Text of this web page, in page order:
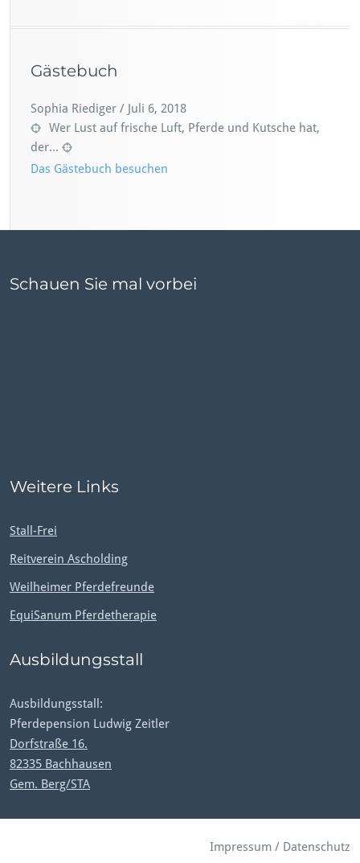
Gästebuch
Sophia Riediger / Juli 6, 2018
Wer Lust auf frische Luft, Pferde und Kutsche hat,
der...
Matzel/Mai 23, 2018
Gratulation zu deiner authentischen Website! Ich freue
mich auf weitere...
Das Gästebuch besuchen
Schauen Sie mal vorbei
Weitere Links
Stall-Frei
Reitverein Ascholding
Weilheimer Pferdefreunde
EquiSanum Pferdetherapie
Ausbildungsstall
Ausbildungsstall:
Pferdepension Ludwig Zeitler
Dorfstraße 16.
82335 Bachhausen
Gem. Berg/STA
Impressum / Datenschutz